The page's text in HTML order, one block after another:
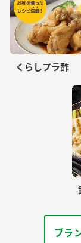
くらしプラ酢
ブラ